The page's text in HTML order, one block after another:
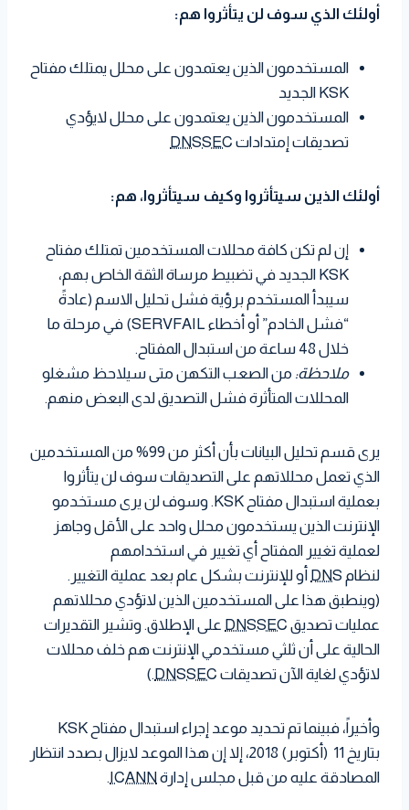
أولئك الذي سوف لن يتأثروا هم:
المستخدمون الذين يعتمدون على محلل يمتلك مفتاح
KSK الجديد
المستخدمون الذين يعتمدون على محلل لايؤدي
تصديقات إمتدادات DNSSEC
أولئك الذين سيتأثروا وكيف سيتأثروا، هم:
إن لم تكن كافة محللات المستخدمين تمتلك مفتاح
KSK الجديد في تضبيط مرساة الثقة الخاص بهم،
سيبدأ المستخدم برؤية فشل تحليل الاسم (عادةً
“فشل الخادم” أو أخطاء SERVFAIL) في مرحلة ما
خلال 48 ساعة من استبدال المفتاح.
ملاحظة: من الصعب التكهن متى سيلاحظ مشغلو
المحللات المتأثرة فشل التصديق لدى البعض منهم.
يرى قسم تحليل البيانات بأن أكثر من 99% من المستخدمين
الذي تعمل محللاتهم على التصديقات سوف لن يتأثروا
بعملية استبدال مفتاح KSK. وسوف لن يرى مستخدمو
الإنترنت الذين يستخدمون محلل واحد على الأقل وجاهز
لعملية تغيير المفتاح أي تغيير في استخدامهم
لنظام DNS أو للإنترنت بشكل عام بعد عملية التغيير.
(وينطبق هذا على المستخدمين الذين لاتؤدي محللاتهم
عمليات تصديق DNSSEC على الإطلاق. وتشير التقديرات
الحالية على أن ثلثي مستخدمي الإنترنت هم خلف محللات
لاتؤدي لغاية الآن تصديقات DNSSEC
.)
وأخيراً، فبينما تم تحديد موعد إجراء استبدال مفتاح KSK
بتاريخ 11 (أكتوبر) 2018، إلا إن هذا الموعد لايزال بصدد انتظار
المصادقة عليه من قبل مجلس إدارةICANN
.